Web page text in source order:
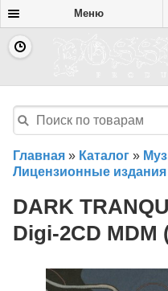
Меню
Главная » Каталог »
Лицензионные издания
DARK
Digi-2CD MDM